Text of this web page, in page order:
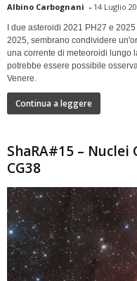
Albino Carbognani - 14 Luglio
I due asteroidi 2021 PH27 e
2025, sembrano condividere
una corrente di meteoroidi lungo
potrebbe essere possibile
Venere.
Continua a leggere
ShaRA#15 – Nuclei
CG38